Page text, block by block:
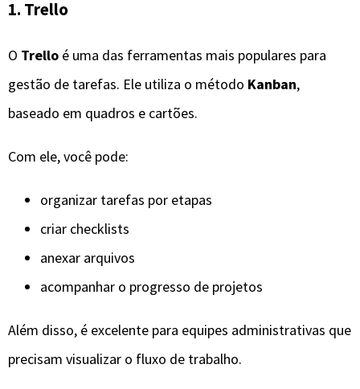
1. Trello
O Trello é uma das ferramentas mais populares para
gestão de tarefas. Ele utiliza o método Kanban,
baseado em quadros e cartões.
Com ele, você pode:
organizar tarefas por etapas
criar checklists
anexar arquivos
acompanhar o progresso de projetos
Além disso, é excelente para equipes administrativas que
precisam visualizar o fluxo de trabalho.